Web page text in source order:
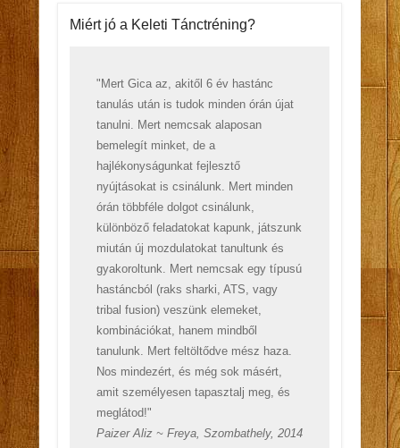
Miért jó a Keleti Tánctréning?
"Mert Gica az, akitől 6 év hastánc
tanulás után is tudok minden órán újat
tanulni. Mert nemcsak alaposan
bemelegít minket, de a
hajlékonyságunkat fejlesztő
nyújtásokat is csinálunk. Mert minden
órán többféle dolgot csinálunk,
különböző feladatokat kapunk, játszunk
miután új mozdulatokat tanultunk és
gyakoroltunk. Mert nemcsak egy típusú
hastáncból (raks sharki, ATS, vagy
tribal fusion) veszünk elemeket,
kombinációkat, hanem mindből
tanulunk. Mert feltöltődve mész haza.
Nos mindezért, és még sok másért,
amit személyesen tapasztalj meg, és
meglátod!"
Paizer Aliz ~ Freya, Szombathely, 2014